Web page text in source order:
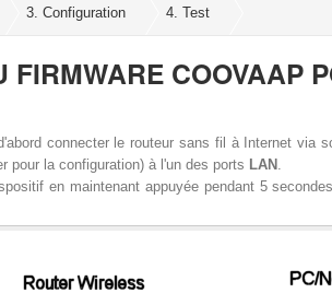
3. Configuration 4. Test
COOVAAP
connecter le routeur sans fil à Internet via
pour la configuration) à l'un des ports LAN .
en maintenant appuyée pendant 5